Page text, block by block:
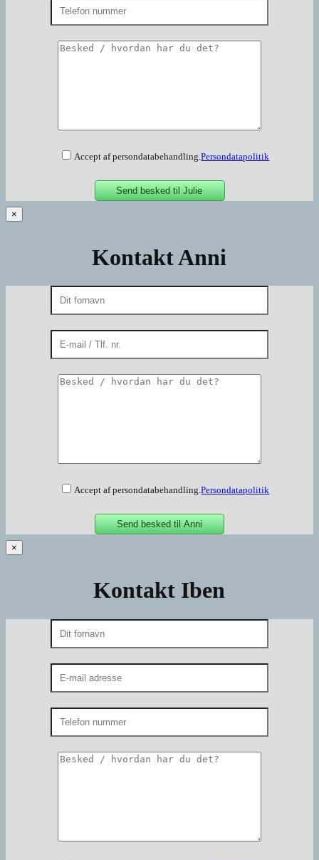
Accept af persondatabehandling.Persondatapolitik
×
Kontakt Anni
Accept af persondatabehandling.Persondatapolitik
×
Kontakt Iben